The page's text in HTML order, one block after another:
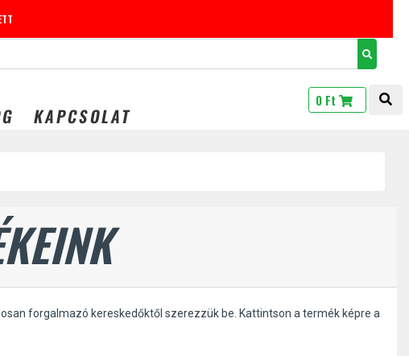
KAPCSOLAT
0 Ft
forgalmazó kereskedőktől szerezzük be. Kattintson a termék képre a